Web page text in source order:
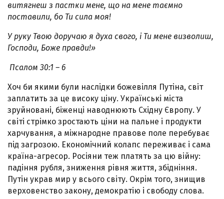
витягнеш з пастки мене, що на мене таємно
поставили, бо Ти сила моя!
У руку Твою доручаю я духа свого, і Ти мене визволиш,
Господи, Боже правди!»
Псалом 30:1 – 6
Хоч би якими були наслідки божевілля Путіна, світ
заплатить за це високу ціну. Українські міста
зруйновані, біженці наводнюють Східну Європу. У
світі стрімко зростають ціни на пальне і продукти
харчування, а міжнародне правове поле перебуває
під загрозою. Економічний колапс переживає і сама
країна-агресор. Росіяни теж платять за цю війну:
падіння рубля, зниження рівня життя, збідніння.
Путін украв мир у всього світу. Окрім того, знищив
верховенство закону, демократію і свободу слова.